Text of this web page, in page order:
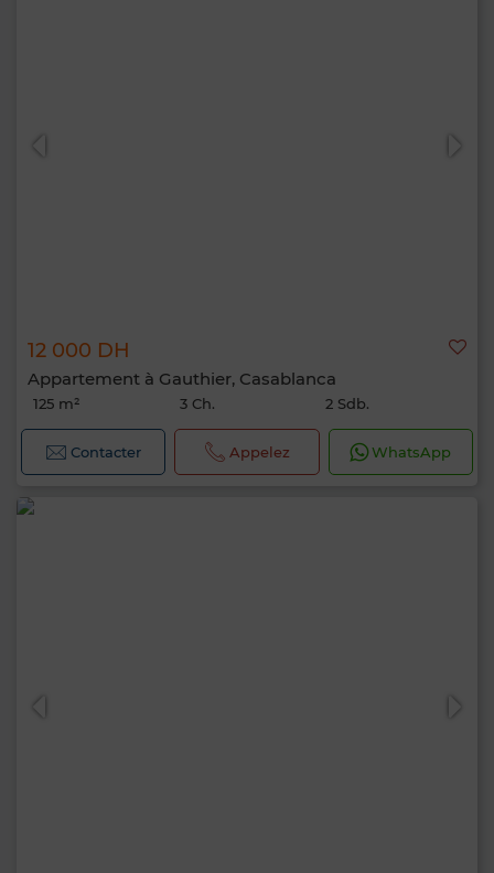
12 000 DH
Appartement à Gauthier, Casablanca
125 m² 3 Ch. 2 Sdb.
Contacter Appelez WhatsApp